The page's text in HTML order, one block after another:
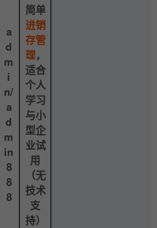
a
d
m
i
n/
a
d
m
in
8
8
8
简单
进销
存管
理，
适合
个人
学习
与小
型企
业试
用
（无
技术
支
持）